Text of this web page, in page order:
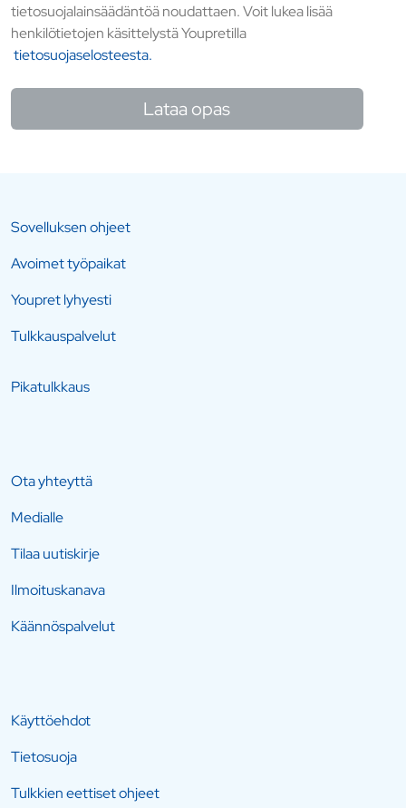
tietosuojalainsäädäntöä noudattaen. Voit lukea lisää
henkilötietojen käsittelystä Youpretilla
tietosuojaselosteesta.
Lataa opas
Sovelluksen ohjeet
Avoimet työpaikat
Youpret lyhyesti
Tulkkauspalvelut
Pikatulkkaus
Ota yhteyttä
Medialle
Tilaa uutiskirje
Ilmoituskanava
Käännöspalvelut
Käyttöehdot
Tietosuoja
Tulkkien eettiset ohjeet